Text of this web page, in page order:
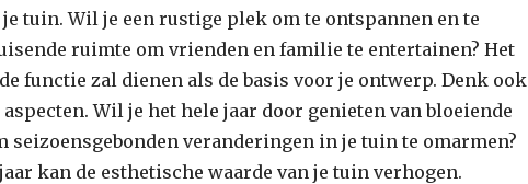
tuin. Wil je een rustige plek om te ontspannen en te
ruimte om vrienden en familie te entertainen? Het
functie zal dienen als de basis voor je ontwerp. Denk ook
Wil je het hele jaar door genieten van bloeiende
seizoensgebonden veranderingen in je tuin te omarmen?
kan de esthetische waarde van je tuin verhogen.